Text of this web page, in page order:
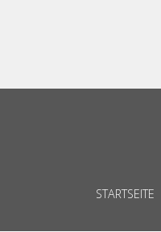
STARTSEITE